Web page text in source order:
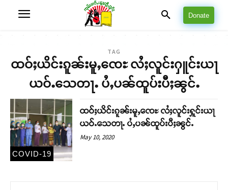
Donate
TAG
ထဝ်ႈယိင်းၵူၼ်းမူႇၸေႊ လႆႈလူင်းႁူင်းယႃ
ယဝ်ႉသေတႃႉ ပႆႇပၼ်ထူပ်းပီႈၼွင်ႉ
COVID-19
ထဝ်ႈယိင်းၵူၼ်းမူႇၸေႊ လႆႈလူင်းႁူင်းယႃ
ယဝ်ႉသေတႃႉ ပႆႇပၼ်ထူပ်းပီႈၼွင်ႉ
May 10, 2020